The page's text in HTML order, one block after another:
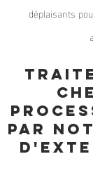
déplaisants
par